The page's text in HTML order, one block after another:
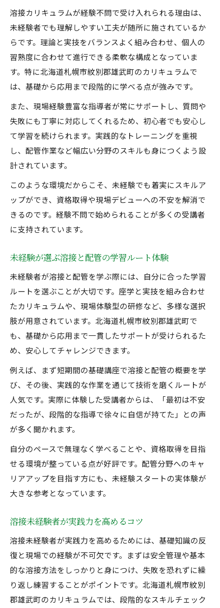
溶接カリキュラムが経験不問で受け入れられる理由は、
未経験者でも理解しやすい工夫が随所に施されているか
らです。理論と実技をバランスよく組み合わせ、個人の
習熟度に合わせて進行できる柔軟な構成となっていま
す。特に北海道札幌市紋別郡雄武町のカリキュラムで
は、基礎から応用まで段階的に学べる点が強みです。
また、現場経験豊富な指導者が常にサポートし、質問や
失敗にも丁寧に対応してくれるため、初心者でも安心し
て学習を続けられます。実践的なトレーニングを重視
し、配管作業など幅広い分野のスキルも身につくよう設
計されています。
このような環境だからこそ、未経験でも着実にスキルア
ップができ、資格取得や現場デビューへの不安を解消で
きるのです。経験不問で始められることが多くの受講者
に支持されています。
未経験が選ぶ溶接と配管の学習ルート体験
未経験者が溶接と配管を学ぶ際には、自分に合った学習
ルートを選ぶことが大切です。座学と実技を組み合わせ
たカリキュラムや、現場体験型の研修など、多様な選択
肢が用意されています。北海道札幌市紋別郡雄武町で
も、基礎から応用まで一貫したサポートが受けられるた
め、安心してチャレンジできます。
例えば、まず短期間の基礎講座で溶接と配管の概要を学
び、その後、実践的な作業を通じて技術を磨くルートが
人気です。実際に体験した受講者からは、「最初は不安
だったが、段階的な指導で徐々に自信が持てた」との声
が多く聞かれます。
自分のペースで無理なく学べることや、資格取得を目指
せる環境が整っている点が好評です。配管分野へのキャ
リアアップを目指す方にも、未経験スタートの実体験が
大きな参考となっています。
溶接未経験者が実践力を高めるコツ
溶接未経験者が実践力を高めるためには、基礎知識の反
復と現場での経験が不可欠です。まずは安全管理や基本
的な溶接方法をしっかりと身につけ、失敗を恐れずに繰
り返し練習することがポイントです。北海道札幌市紋別
郡雄武町のカリキュラムでは、段階的なスキルチェック